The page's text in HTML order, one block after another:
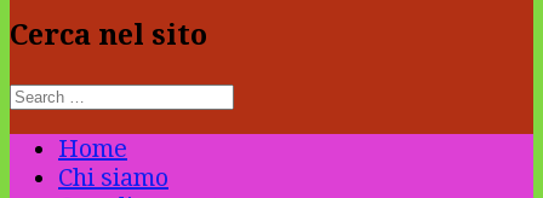
Cerca nel sito
Home
Chi siamo